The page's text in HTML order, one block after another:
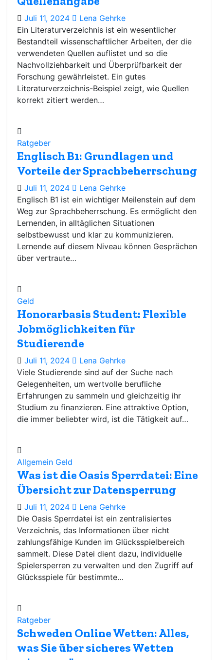
Juli 11, 2024
Lena Gehrke
Ein Literaturverzeichnis ist ein wesentlicher
Bestandteil wissenschaftlicher Arbeiten, der die
verwendeten Quellen auflistet und so die
Nachvollziehbarkeit und Überprüfbarkeit der
Forschung gewährleistet. Ein gutes
Literaturverzeichnis-Beispiel zeigt, wie Quellen
korrekt zitiert werden…
Ratgeber
Englisch B1: Grundlagen und
Vorteile der Sprachbeherrschung
Juli 11, 2024
Lena Gehrke
Englisch B1 ist ein wichtiger Meilenstein auf dem
Weg zur Sprachbeherrschung. Es ermöglicht den
Lernenden, in alltäglichen Situationen
selbstbewusst und klar zu kommunizieren.
Lernende auf diesem Niveau können Gesprächen
über vertraute…
Geld
Honorarbasis Student: Flexible
Jobmöglichkeiten für
Studierende
Juli 11, 2024
Lena Gehrke
Viele Studierende sind auf der Suche nach
Gelegenheiten, um wertvolle berufliche
Erfahrungen zu sammeln und gleichzeitig ihr
Studium zu finanzieren. Eine attraktive Option,
die immer beliebter wird, ist die Tätigkeit auf…
Allgemein Geld
Was ist die Oasis Sperrdatei: Eine
Übersicht zur Datensperrung
Juli 11, 2024
Lena Gehrke
Die Oasis Sperrdatei ist ein zentralisiertes
Verzeichnis, das Informationen über nicht
zahlungsfähige Kunden im Glücksspielbereich
sammelt. Diese Datei dient dazu, individuelle
Spielersperren zu verwalten und den Zugriff auf
Glücksspiele für bestimmte…
Ratgeber
Schweden Online Wetten: Alles,
was Sie über sicheres Wetten